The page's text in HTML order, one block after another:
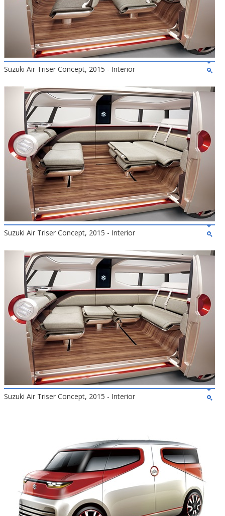
Suzuki Air Triser Concept, 2015 - Interior
Suzuki Air Triser Concept, 2015 - Interior
Suzuki Air Triser Concept, 2015 - Interior